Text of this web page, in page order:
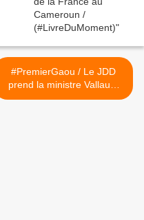
#PremierGaou / Le JDD
prend la ministre Vallaud-
Belkacem pour une